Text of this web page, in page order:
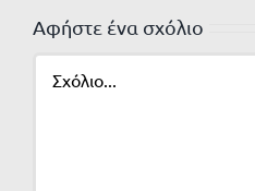
Αφήστε ένα σχόλιο